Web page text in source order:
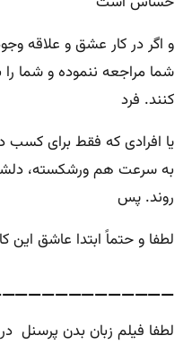
و اگر در کار عشق و علاقه
شما مراجعه ننموده و شما
کنند. فرد
یا افرادی که فقط برای کسب
به سرعت هم ورشکسته،
روند. پس
لطفا و حتماً ابتدا عاشق
لطفا فیلم زبان بدن پرسنل در